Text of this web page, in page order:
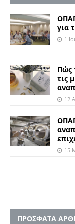
για
1
Πώς
τις
12
15
ΠΡΟΣΦΑΤΑ